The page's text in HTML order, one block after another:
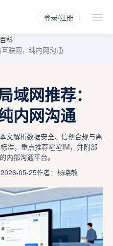
登录/注册
科
联网，纯内网沟通
域网推荐：
内网沟通
文解析数据安全、信创合规与离
准，重点推荐喧喧IM，并附部
内部沟通平台。
05-25作者：杨晓敏